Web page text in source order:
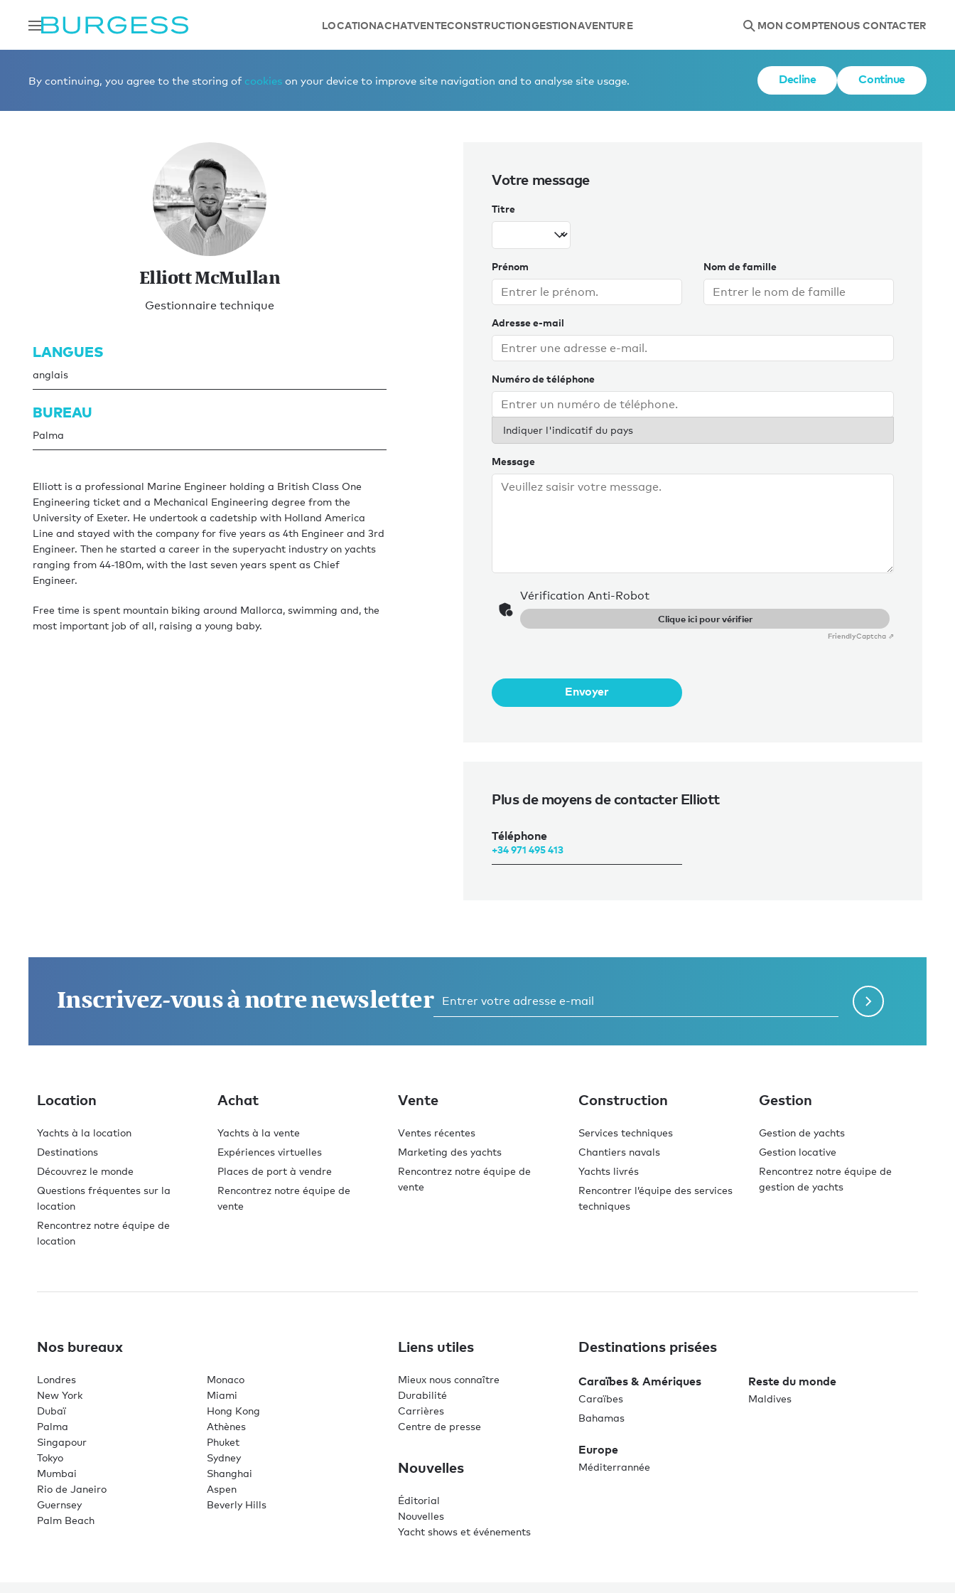
LOCATIONACHATVENTECONSTRUCTIONGESTIONAVENTURE MON COMPTENOUS CONTACTER
By continuing, you agree to the storing of cookies on your device to improve site navigation and to analyse site usage. Decline Continue
Elliott McMullan
Gestionnaire technique
LANGUES
anglais
BUREAU
Palma
Elliott is a professional Marine Engineer holding a British Class One
Engineering ticket and a Mechanical Engineering degree from the
University of Exeter. He undertook a cadetship with Holland America
Line and stayed with the company for five years as 4th Engineer and 3rd
Engineer. Then he started a career in the superyacht industry on yachts
ranging from 44-180m, with the last seven years spent as Chief
Engineer.
Free time is spent mountain biking around Mallorca, swimming and, the
most important job of all, raising a young baby.
Votre message
Titre
Prénom Nom de famille
Adresse e-mail
Numéro de téléphone
Indiquer l'indicatif du pays
Message
Vérification Anti-Robot
Clique ici pour vérifier
FriendlyCaptcha ⇗
Envoyer
Plus de moyens de contacter Elliott
Téléphone
+34 971 495 413
Inscrivez-vous à notre newsletter
Location
Yachts à la location
Destinations
Découvrez le monde
Questions fréquentes sur la
location
Rencontrez notre équipe de
location
Achat
Yachts à la vente
Expériences virtuelles
Places de port à vendre
Rencontrez notre équipe de
vente
Vente
Ventes récentes
Marketing des yachts
Rencontrez notre équipe de
vente
Construction
Services techniques
Chantiers navals
Yachts livrés
Rencontrer l’équipe des services
techniques
Gestion
Gestion de yachts
Gestion locative
Rencontrez notre équipe de
gestion de yachts
Nos bureaux
Londres
Monaco
New York
Miami
Dubaï
Hong Kong
Palma
Athènes
Singapour
Phuket
Tokyo
Sydney
Mumbai
Shanghai
Rio de Janeiro
Aspen
Guernsey
Beverly Hills
Palm Beach
Liens utiles
Mieux nous connaître
Durabilité
Carrières
Centre de presse
Nouvelles
Éditorial
Nouvelles
Yacht shows et événements
Destinations prisées
Caraïbes & Amériques
Caraïbes
Bahamas
Reste du monde
Maldives
Europe
Méditerrannée